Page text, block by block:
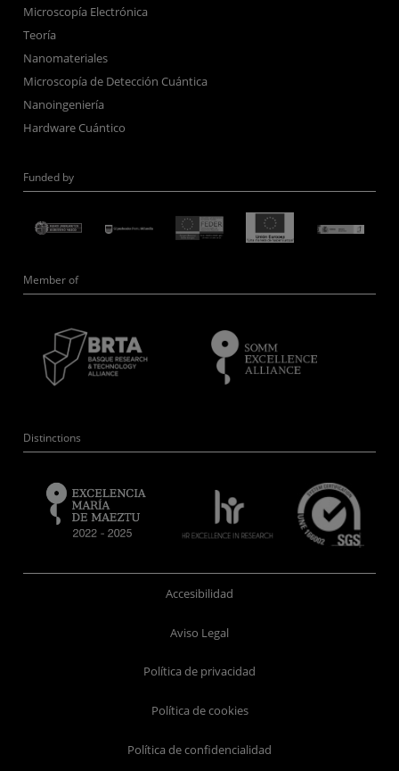
Microscopía Electrónica
Teoría
Nanomateriales
Microscopía de Detección Cuántica
Nanoingeniería
Hardware Cuántico
Funded by
Member of
Distinctions
Accesibilidad
Aviso Legal
Política de privacidad
Política de cookies
Política de confidencialidad